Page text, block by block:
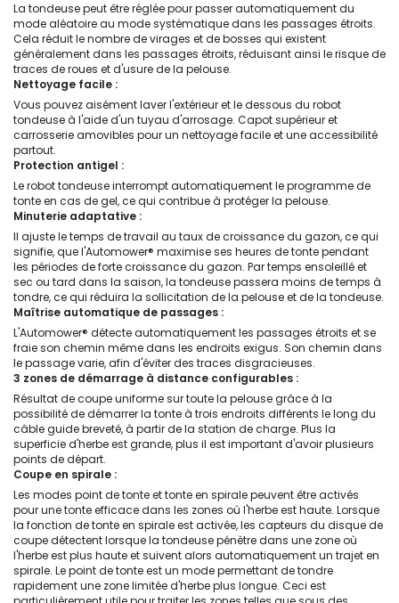
La tondeuse peut être réglée pour passer automatiquement du
mode aléatoire au mode systématique dans les passages étroits.
Cela réduit le nombre de virages et de bosses qui existent
généralement dans les passages étroits, réduisant ainsi le risque de
traces de roues et d'usure de la pelouse.
Nettoyage facile :
Vous pouvez aisément laver l'extérieur et le dessous du robot
tondeuse à l'aide d'un tuyau d'arrosage. Capot supérieur et
carrosserie amovibles pour un nettoyage facile et une accessibilité
partout.
Protection antigel :
Le robot tondeuse interrompt automatiquement le programme de
tonte en cas de gel, ce qui contribue à protéger la pelouse.
Minuterie adaptative :
Il ajuste le temps de travail au taux de croissance du gazon, ce qui
signifie, que l'Automower® maximise ses heures de tonte pendant
les périodes de forte croissance du gazon. Par temps ensoleillé et
sec ou tard dans la saison, la tondeuse passera moins de temps à
tondre, ce qui réduira la sollicitation de la pelouse et de la tondeuse.
Maîtrise automatique de passages :
L'Automower® détecte automatiquement les passages étroits et se
fraie son chemin même dans les endroits exigus. Son chemin dans
le passage varie, afin d'éviter des traces disgracieuses.
3 zones de démarrage à distance configurables :
Résultat de coupe uniforme sur toute la pelouse grâce à la
possibilité de démarrer la tonte à trois endroits différents le long du
câble guide breveté, à partir de la station de charge. Plus la
superficie d'herbe est grande, plus il est important d'avoir plusieurs
points de départ.
Coupe en spirale :
Les modes point de tonte et tonte en spirale peuvent être activés
pour une tonte efficace dans les zones où l'herbe est haute. Lorsque
la fonction de tonte en spirale est activée, les capteurs du disque de
coupe détectent lorsque la tondeuse pénètre dans une zone où
l'herbe est plus haute et suivent alors automatiquement un trajet en
spirale. Le point de tonte est un mode permettant de tondre
rapidement une zone limitée d'herbe plus longue. Ceci est